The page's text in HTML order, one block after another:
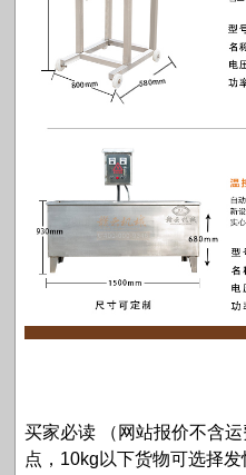
买家必读 （网站报价不含
点，10kg以下货物可选择